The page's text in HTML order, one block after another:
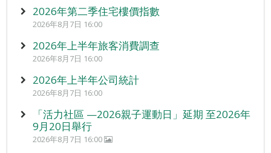
2026年第二季住宅樓價指數
2026年8月7日 16:00
2026年上半年旅客消費調查
2026年8月7日 16:00
2026年上半年公司統計
2026年8月7日 16:00
「活力社區 —2026親子運動日」延期 至2026年
9月20日舉行
2026年8月7日 16:00